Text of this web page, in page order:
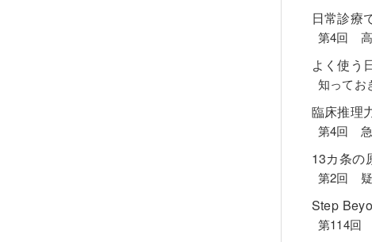
日常診療
第4回 高
よく使う
知ってお
臨床推理
第4回 急
13カ条の
第2回 疑
Step
第114回